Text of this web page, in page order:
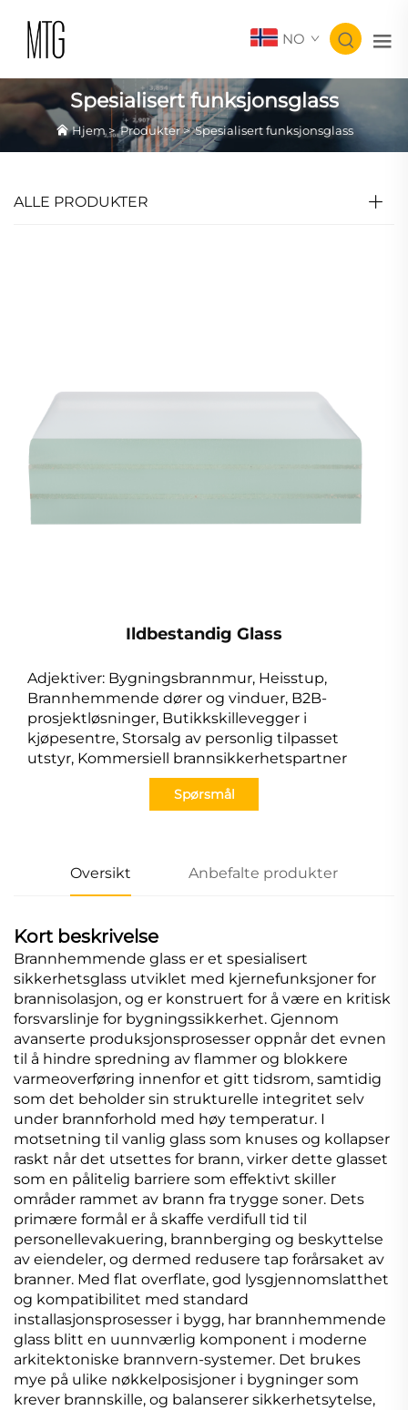
NO
Spesialisert funksjonsglass
Hjem>Produkter>Spesialisert funksjonsglass
ALLE PRODUKTER
Ildbestandig Glass
Adjektiver: Bygningsbrannmur, Heisstup,
Brannhemmende dører og vinduer, B2B-
prosjektløsninger, Butikkskillevegger i
kjøpesentre, Storsalg av personlig tilpasset
utstyr, Kommersiell brannsikkerhetspartner
Spørsmål
Oversikt Anbefalte produkter
Kort beskrivelse
Brannhemmende glass er et spesialisert
sikkerhetsglass utviklet med kjernefunksjoner for
brannisolasjon, og er konstruert for å være en kritisk
forsvarslinje for bygningssikkerhet. Gjennom
avanserte produksjonsprosesser oppnår det evnen
til å hindre spredning av flammer og blokkere
varmeoverføring innenfor et gitt tidsrom, samtidig
som det beholder sin strukturelle integritet selv
under brannforhold med høy temperatur. I
motsetning til vanlig glass som knuses og kollapser
raskt når det utsettes for brann, virker dette glasset
som en pålitelig barriere som effektivt skiller
områder rammet av brann fra trygge soner. Dets
primære formål er å skaffe verdifull tid til
personellevakuering, brannberging og beskyttelse
av eiendeler, og dermed redusere tap forårsaket av
branner. Med flat overflate, god lysgjennomslatthet
og kompatibilitet med standard
installasjonsprosesser i bygg, har brannhemmende
glass blitt en uunnværlig komponent i moderne
arkitektoniske brannvern-systemer. Det brukes
mye på ulike nøkkelposisjoner i bygninger som
krever brannskille, og balanserer sikkerhetsytelse,